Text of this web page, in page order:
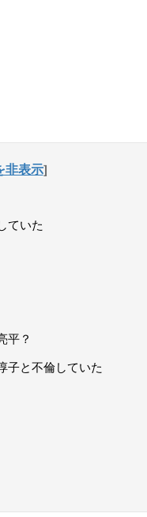
非表示]
ていた
平？
と不倫していた